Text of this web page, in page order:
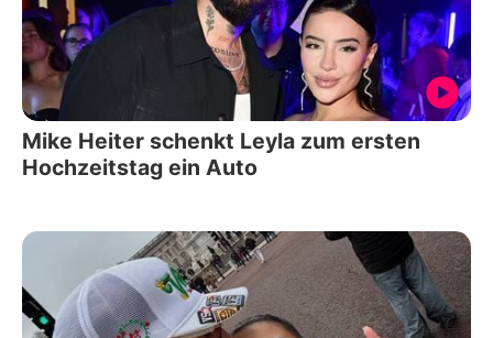
Mike Heiter schenkt Leyla zum ersten
Hochzeitstag ein Auto